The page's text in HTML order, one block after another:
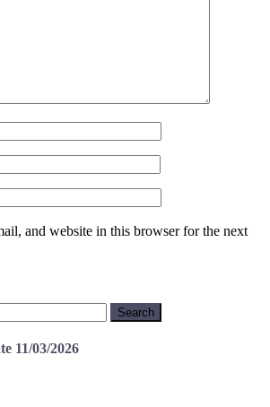
and website in this browser for the next
11/03/2026